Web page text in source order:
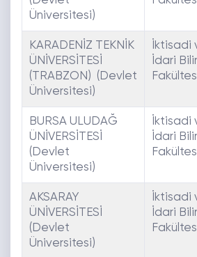
Üniversitesi)
KARADENİZ TEKNİK
ÜNİVERSİTESİ
(TRABZON) (Devlet
Üniversitesi)
İktisadi
İdari
BURSA ULUDAĞ
ÜNİVERSİTESİ
(Devlet
Üniversitesi)
İktisadi
İdari
AKSARAY
ÜNİVERSİTESİ
(Devlet
Üniversitesi)
İktisadi
İdari